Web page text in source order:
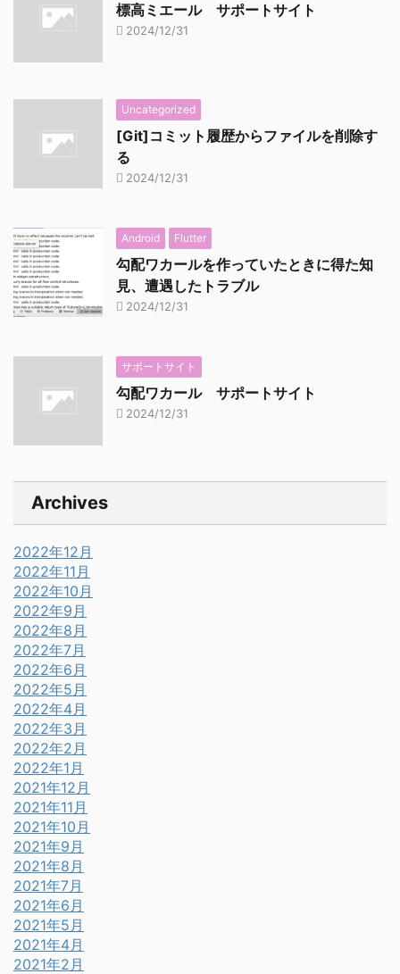
標高ミエール サポートサイト
2024/12/31
Uncategorized
[Git]コミット履歴からファイルを削除す
る
2024/12/31
Android Flutter
勾配ワカールを作っていたときに得た知
見、遭遇したトラブル
2024/12/31
サポートサイト
勾配ワカール サポートサイト
2024/12/31
Archives
2022年12月
2022年11月
2022年10月
2022年9月
2022年8月
2022年7月
2022年6月
2022年5月
2022年4月
2022年3月
2022年2月
2022年1月
2021年12月
2021年11月
2021年10月
2021年9月
2021年8月
2021年7月
2021年6月
2021年5月
2021年4月
2021年2月